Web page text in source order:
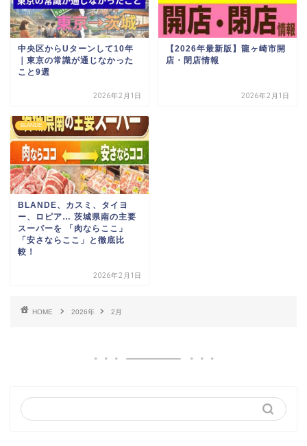
中央区からUターンして10年
｜東京の常識が通じなかった
こと9選
2026年2月1日
【2026年最新版】龍ヶ崎市開
店・閉店情報
2026年2月1日
BLANDE
BLANDE、カスミ、タイヨ
ー、ロピア… 茨城県南の主要
スーパーを 「肉ならここ」
「安さならここ」と徹底比
較！
2026年2月1日
HOME 2026年 2月